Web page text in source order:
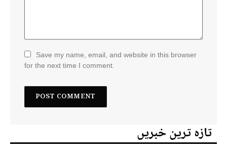
Save my name, email, and website in this browser
for the next time I comment.
تازہ ترین خبریں